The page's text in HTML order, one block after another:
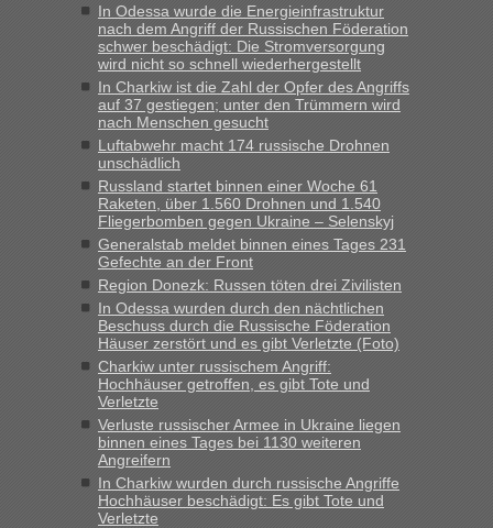
Milliarden aufgedeckt
„Kein Zoll. Du musst an sich nur sagen dass das privat ist
und du nicht damit handeln willst. So lange das nicht
Originalverpackt ist und ersichlich das nicht neu sollte es
keine Probleme geben“
Recht, Visa und Dokumente • Deklaration
gebrauchter Kleidung beim Zoll
„Hallo Leute, ich weiß nicht, ob ich hier richtig bin mit meiner
Anfrage. Ich möchte 4 Umzugskartons mit gebrauchter
Straßen Kleidung bei der Einreise in die Ukraine
mitnehmen. Es ist gebrauchte Kleidung...“
Berichte und Reisetipps • Re: An welchem
Grenzübergang zwischen Polen und der Ukraine geht es am
schnellsten?
„Wir sind mit unserem Wohnmobil, wie geplant am Montag
15.6. in Krakovets rüber. Sehr zeitig los gegen 5 Uhr in der
Früh. Mit sehr sehr wenig Verkehr, super bis zur Grenze. Nur
8 PKW vor der Schranke....“
inBerichte und Reisetipps • Re: An welchem
Grenzübergang zwischen Polen und der Ukraine geht es am
In Odessa wurde die Energieinfrastruktur
nach dem Angriff der Russischen Föderation
schwer beschädigt: Die Stromversorgung
wird nicht so schnell wiederhergestellt
In Charkiw ist die Zahl der Opfer des Angriffs
auf 37 gestiegen; unter den Trümmern wird
nach Menschen gesucht
Luftabwehr macht 174 russische Drohnen
unschädlich
Russland startet binnen einer Woche 61
Raketen, über 1.560 Drohnen und 1.540
Fliegerbomben gegen Ukraine – Selenskyj
Generalstab meldet binnen eines Tages 231
Gefechte an der Front
Region Donezk: Russen töten drei Zivilisten
In Odessa wurden durch den nächtlichen
Beschuss durch die Russische Föderation
Häuser zerstört und es gibt Verletzte (Foto)
Charkiw unter russischem Angriff:
Hochhäuser getroffen, es gibt Tote und
Verletzte
Verluste russischer Armee in Ukraine liegen
binnen eines Tages bei 1130 weiteren
Angreifern
In Charkiw wurden durch russische Angriffe
Hochhäuser beschädigt: Es gibt Tote und
Verletzte